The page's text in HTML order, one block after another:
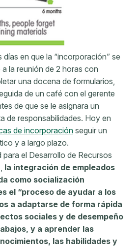
en que la “incorporación” se
la reunión de 2 horas con
una docena de formularios,
de un café con el gerente
de que se le asignara un
de responsabilidades. Hoy en
de incorporación seguir un
y a largo plazo.
para el Desarrollo de Recursos
la integración de empleados
como socialización
el “proceso de ayudar a los
a adaptarse de forma rápida
sociales y de desempeño
y a aprender las
las habilidades y